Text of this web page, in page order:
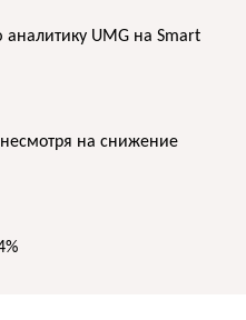
аналитику UMG на Smart
на снижение